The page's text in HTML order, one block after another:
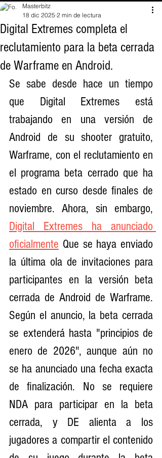
Digital Extremes completa el
reclutamiento para la beta cerrada
de Warframe en Android.
Masterbitz
18 dic 2025 2 min de lectura
Se sabe desde hace un tiempo
que Digital Extremes está
trabajando en una versión de
Android de su shooter gratuito,
Warframe, con el reclutamiento en
el programa beta cerrado que ha
estado en curso desde finales de
Digital Extremes ha anunciado
oficialmente Que se haya enviado
la última ola de invitaciones para
participantes en la versión beta
cerrada de Android de Warframe.
Según el anuncio, la beta cerrada
se extenderá hasta "principios de
enero de 2026", aunque aún no
se ha anunciado una fecha exacta
de finalización. No se requiere
NDA para participar en la beta
cerrada, y DE alienta a los
jugadores a compartir el contenido